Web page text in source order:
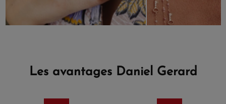
Les avantages Daniel Gerard